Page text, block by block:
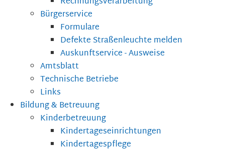
Bürgerservice
Formulare
Defekte Straßenleuchte melden
Auskunftservice - Ausweise
Amtsblatt
Technische Betriebe
Links
Bildung & Betreuung
Kinderbetreuung
Kindertageseinrichtungen
Kindertagespflege